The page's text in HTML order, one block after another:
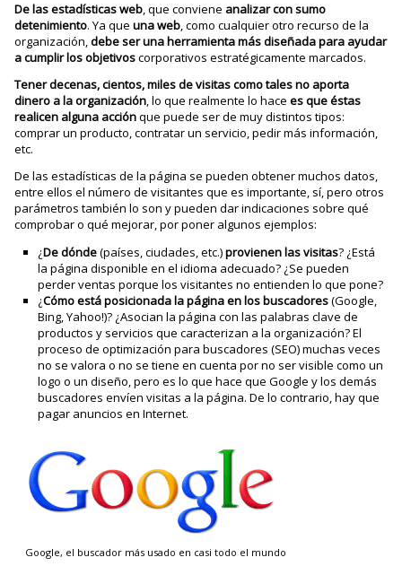
De las estadísticas web, que conviene analizar con sumo
detenimiento. Ya queuna web, como cualquier otro recurso de la
organización,debe ser una herramienta más diseñada para ayudar
a cumplir los objetivoscorporativos estratégicamente marcados.
Tener decenas, cientos, miles de visitas como tales no aporta
dinero a la organización, lo que realmente lo hacees que éstas
realicen alguna acciónque puede ser de muy distintos tipos:
comprar un producto, contratar un servicio, pedir más información,
etc.
De las estadísticas de la página se pueden obtener muchos datos,
entre ellos el número de visitantes que es importante, sí, pero otros
parámetros también lo son y pueden dar indicaciones sobre qué
comprobar o qué mejorar, por poner algunos ejemplos:
¿De dónde(países, ciudades, etc.)provienenlasvisitas? ¿Está
la página disponible en el idioma adecuado? ¿Se pueden
perder ventas porque los visitantes no entienden lo que pone?
¿Cómo está posicionada la página en los buscadores(Google,
Bing, Yahoo!)? ¿Asocian la página con las palabras clave de
productos y servicios que caracterizan a la organización? El
proceso de optimización para buscadores (SEO) muchas veces
no se valora o no se tiene en cuenta por no ser visible como un
logo o un diseño, pero es lo que hace que Google y los demás
buscadores envíen visitas a la página. De lo contrario, hay que
pagar anuncios en Internet.
Google, el buscador más usado en casi todo el mundo